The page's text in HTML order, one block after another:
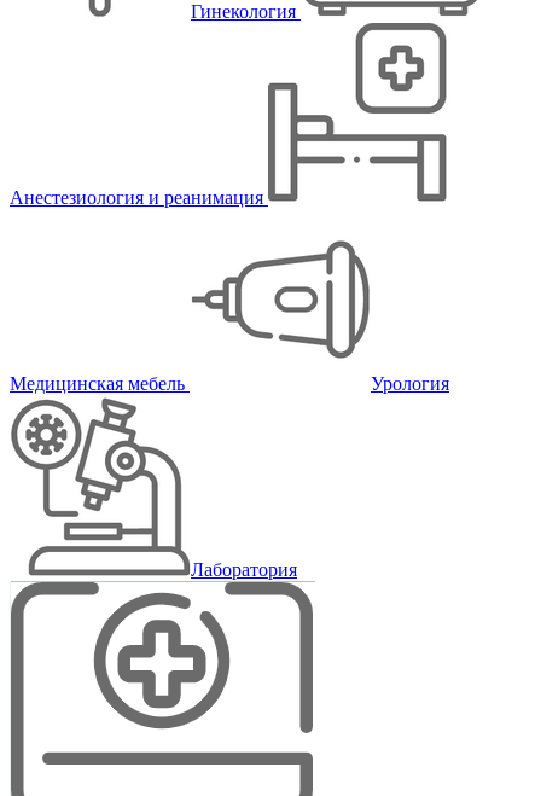
Гинекология
Анестезиология и реанимация
Медицинская мебель Урология
Лаборатория